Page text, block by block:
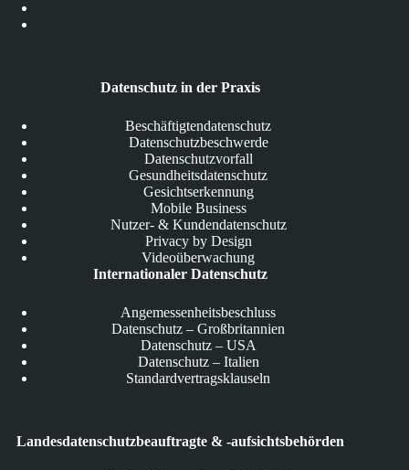
Datenschutz in der Praxis
Beschäftigtendatenschutz
Datenschutzbeschwerde
Datenschutzvorfall
Gesundheitsdatenschutz
Gesichtserkennung
Mobile Business
Nutzer- & Kundendatenschutz
Privacy by Design
Videoüberwachung
Internationaler Datenschutz
Angemessenheitsbeschluss
Datenschutz – Großbritannien
Datenschutz – USA
Datenschutz – Italien
Standardvertragsklauseln
Landesdatenschutzbeauftragte & -aufsichtsbehörden